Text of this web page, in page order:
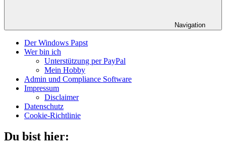
Navigation
Der Windows Papst
Wer bin ich
Unterstützung per PayPal
Mein Hobby
Admin und Compliance Software
Impressum
Disclaimer
Datenschutz
Cookie-Richtlinie
Du bist hier: